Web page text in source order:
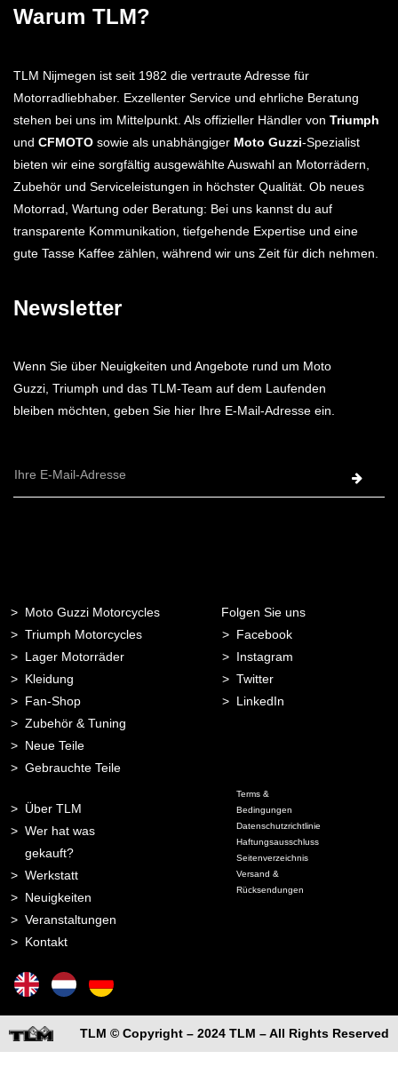
Warum TLM?
TLM Nijmegen ist seit 1982 die vertraute Adresse für
Motorradliebhaber. Exzellenter Service und ehrliche Beratung
stehen bei uns im Mittelpunkt. Als offizieller Händler von Triumph
und CFMOTO sowie als unabhängiger Moto Guzzi-Spezialist
bieten wir eine sorgfältig ausgewählte Auswahl an Motorrädern,
Zubehör und Serviceleistungen in höchster Qualität. Ob neues
Motorrad, Wartung oder Beratung: Bei uns kannst du auf
transparente Kommunikation, tiefgehende Expertise und eine
gute Tasse Kaffee zählen, während wir uns Zeit für dich nehmen.
Newsletter
Wenn Sie über Neuigkeiten und Angebote rund um Moto
Guzzi, Triumph und das TLM-Team auf dem Laufenden
bleiben möchten, geben Sie hier Ihre E-Mail-Adresse ein.
E-
Moto Guzzi Motorcycles
Triumph Motorcycles
Lager Motorräder
Kleidung
Fan-Shop
Zubehör & Tuning
Neue Teile
Gebrauchte Teile
Über TLM
Wer hat was
gekauft?
Werkstatt
Neuigkeiten
Veranstaltungen
Kontakt
Folgen Sie uns
Facebook
Instagram
Twitter
LinkedIn
Terms &
Bedingungen
Datenschutzrichtlinie
Haftungsausschluss
Seitenverzeichnis
Versand &
Rücksendungen
TLM © Copyright – 2024 TLM – All Rights Reserved